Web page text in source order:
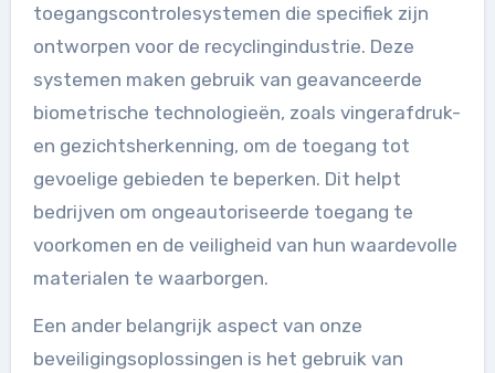
toegangscontrolesystemen die specifiek zijn
ontworpen voor de recyclingindustrie. Deze
systemen maken gebruik van geavanceerde
biometrische technologieën, zoals vingerafdruk-
en gezichtsherkenning, om de toegang tot
gevoelige gebieden te beperken. Dit helpt
bedrijven om ongeautoriseerde toegang te
voorkomen en de veiligheid van hun waardevolle
materialen te waarborgen.
Een ander belangrijk aspect van onze
beveiligingsoplossingen is het gebruik van